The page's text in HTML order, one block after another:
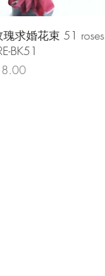
快速瀏覽
求婚花束 51 roses
BK51